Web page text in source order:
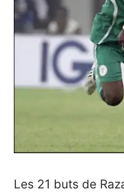
Les 21 buts de